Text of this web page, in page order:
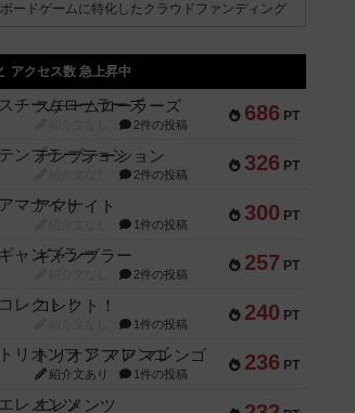
ボードゲームに特化したクラウドファンディング
アクセス数 急上昇中
686 PT
スチームローラーズ
2件の投稿
326 PT
テンプテーション
2件の投稿
300 PT
アマナイト
1件の投稿
257 PT
ギャンブラー
2件の投稿
240 PT
コレクト！
1件の投稿
236 PT
トリオンフ ア マレンゴ
紹介文あり 1件の投稿
エレメンツ